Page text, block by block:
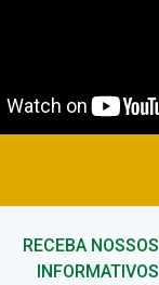
RECEBA NOSSOS
INFORMATIVOS